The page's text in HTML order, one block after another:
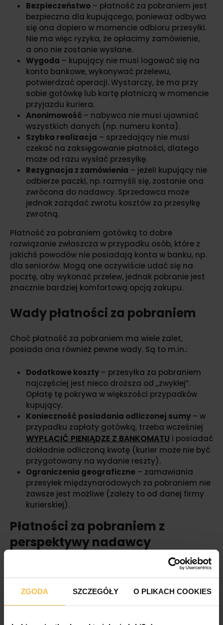
ZGODA SZCZEGÓŁY O PLIKACH COOKIES
Bezpieczeństwo – płatność za pobraniem jest
bezpieczna dla kupującego, ponieważ odbywa
się ona dopiero w momencie odbioru przesyłki.
Nie ma więc ryzyka, że opłacimy zamówienie,
a ono nie zostanie wysłane.
Wygoda – kupujący nie musi logować się na
konto bankowe, wykonywać przelewu,
potwierdzać operacji. Wystarczy, że ma przy
sobie gotówkę lub kartę płatniczą w momencie
przyjazdu kuriera.
Anonimowość – nabywca nie musi ujawniać
wszystkich danych (np. numeru konta).
Szybka realizacja – sprzedający nie musi
czekać na zaksięgowanie płatności, dlatego
może od razu wysłać przesyłkę.
Rezygnacja z zamówienia – jeżeli kupujący nie
odbierze paczki, np. rozmyśli się, zostanie ona
zwrócona do nadawcy. Sprzedawca może
jednak zażądać zwrotu kosztów za przesyłkę
zwrotną.
Płatność za pobraniem gotówką to dobre
rozwiązanie zwłaszcza w przypadku osób, które z
jakichś powodów nie posiadają konta w banku, np.
dla seniorów. Mogą one oczywiście udać się na
pocztę, aby wykonać przelew, jednak pobranie jest
znacznie bardziej komfortową opcją zakupu.
Wady płatności za pobraniem
Choć płatność za pobraniem ma wiele zalet,
posiada ona również pewne wady. Są to m.in.:
Dodatkowe koszty – przesyłka za pobraniem
najczęściej jest nieco droższa od „zwykłej”.
Opłatę tę pokrywa w większości przypadków
kupujący.
Konieczność posiadania odliczonej sumy – w
przypadku zapłaty gotówką, trzeba wcześniej
WYPŁACIĆ PIENIĄDZE Z BANKOMATU i posiadać
dokładnie odliczoną kwotę (kurier może nie być
przygotowany na wydanie reszty).
Ograniczenia geograficzne – zamawiania
przesyłek międzynarodowych za pobraniem nie
zawsze jest możliwe (zależy to od danej firmy
kurierskiej).
Płatności za pobraniem z
perspektywy nadawcy
Zamawianie za pobraniem z punktu widzenia
klienta jest wygodne i bezpieczne, a jak wygląda to
z perspektywy właściciela sklepu internetowego?
klientów, jest wiarygodna i elastyczna